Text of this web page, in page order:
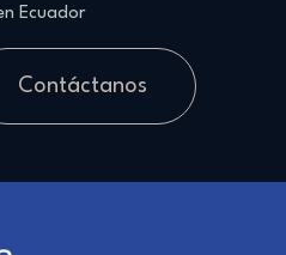
Ecuador
Contáctanos